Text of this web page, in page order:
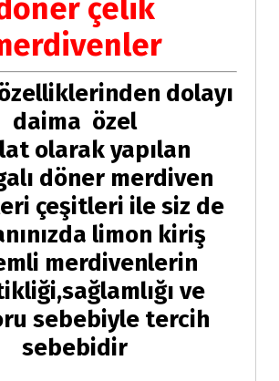
çelik
dolayı
daima özel
olarak yapılan
döner merdiven
çeşitleri ile siz de
limon kiriş
merdivenlerin
ve
sebebiyle tercih
sebebidir